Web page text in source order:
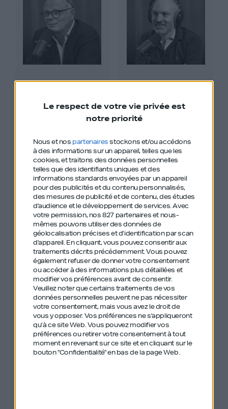
Le respect de votre vie privée est
notre priorité
Nous et nos partenairesstockons et/ou accédons
à des informations sur un appareil, telles que les
cookies, et traitons des données personnelles
telles que des identifiants uniques et des
informations standards envoyées par un appareil
pour des publicités et du contenu personnalisés,
des mesures de publicité et de contenu, des études
d'audience et le développement de services.Avec
votre permission, nos 827 partenaires et nous-
mêmes pouvons utiliser des données de
géolocalisation précises et d’identification par scan
d'appareil. En cliquant, vous pouvez consentir aux
traitements décrits précédemment. Vous pouvez
également refuser de donner votre consentement
ou accéder à des informations plus détaillées et
modifier vos préférences avant de consentir.
Veuillez noter que certains traitements de vos
données personnelles peuvent ne pas nécessiter
votre consentement, mais vous avez le droit de
vous y opposer. Vos préférences ne s'appliqueront
qu’à ce site Web. Vous pouvez modifier vos
préférences ou retirer votre consentement à tout
moment en revenant sur ce site et en cliquant sur le
bouton "Confidentialité" en bas de la page Web.
#528
Kenneth Schlenker
#526
Alice Bentinck
#526 #516